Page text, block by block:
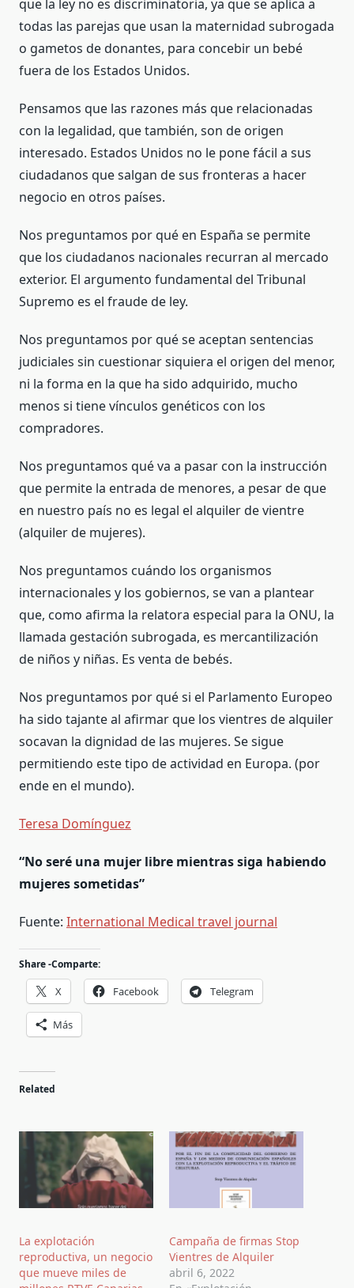
que la ley no es discriminatoria, ya que se aplica a
todas las parejas que usan la maternidad subrogada
o gametos de donantes, para concebir un bebé
fuera de los Estados Unidos.
Pensamos que las razones más que relacionadas
con la legalidad, que también, son de origen
interesado. Estados Unidos no le pone fácil a sus
ciudadanos que salgan de sus fronteras a hacer
negocio en otros países.
Nos preguntamos por qué en España se permite
que los ciudadanos nacionales recurran al mercado
exterior. El argumento fundamental del Tribunal
Supremo es el fraude de ley.
Nos preguntamos por qué se aceptan sentencias
judiciales sin cuestionar siquiera el origen del menor,
ni la forma en la que ha sido adquirido, mucho
menos si tiene vínculos genéticos con los
compradores.
Nos preguntamos qué va a pasar con la instrucción
que permite la entrada de menores, a pesar de que
en nuestro país no es legal el alquiler de vientre
(alquiler de mujeres).
Nos preguntamos cuándo los organismos
internacionales y los gobiernos, se van a plantear
que, como afirma la relatora especial para la ONU, la
llamada gestación subrogada, es mercantilización
de niños y niñas. Es venta de bebés.
Nos preguntamos por qué si el Parlamento Europeo
ha sido tajante al afirmar que los vientres de alquiler
socavan la dignidad de las mujeres. Se sigue
permitiendo este tipo de actividad en Europa. (por
ende en el mundo).
Teresa Domínguez
“No seré una mujer libre mientras siga habiendo
mujeres sometidas”
Fuente: International Medical travel journal
Share -Comparte:
X Facebook Telegram
Más
Related
La explotación
reproductiva, un negocio
que mueve miles de
Campaña de firmas Stop
Vientres de Alquiler
abril 6, 2022